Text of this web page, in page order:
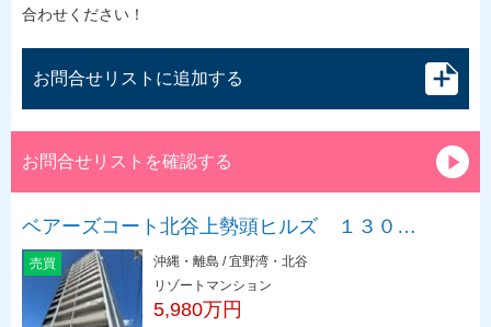
合わせください！
お問合せリストに追加する
お問合せリストを確認する
ベアーズコート北谷上勢頭ヒルズ １３０…
売買
沖縄・離島 / 宜野湾・北谷
リゾートマンション
5,980万円